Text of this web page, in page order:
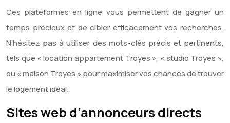
Ces plateformes en ligne vous permettent de gagner un
temps précieux et de cibler efficacement vos recherches.
N’hésitez pas à utiliser des mots-clés précis et pertinents,
tels que « location appartement Troyes », « studio Troyes »,
ou « maison Troyes » pour maximiser vos chances de trouver
le logement idéal.
Sites web d’annonceurs directs